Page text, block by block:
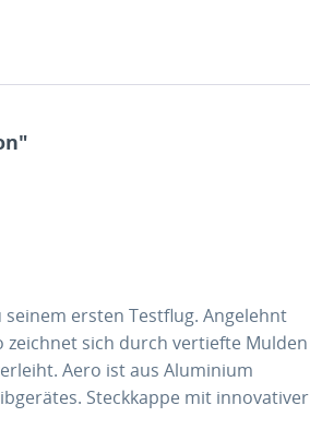
ersten Testflug. Angelehnt
zeichnet sich durch vertiefte Mulden
Aero ist aus Aluminium
Steckkappe mit innovativer